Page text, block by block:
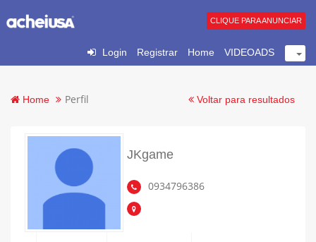
Login Registrar Home VIDEOADS
CLIQUE PARA ANUNCIAR
Home Perfil Voltar para resultados
JKgame
0934796386